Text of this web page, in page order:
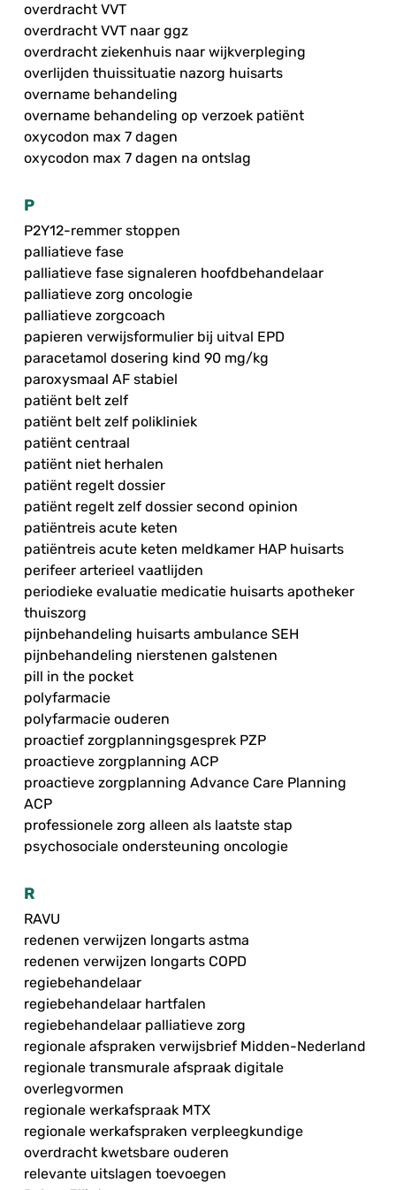
overdracht VVT
overdracht VVT naar ggz
overdracht ziekenhuis naar wijkverpleging
overlijden thuissituatie nazorg huisarts
overname behandeling
overname behandeling op verzoek patiënt
oxycodon max 7 dagen
oxycodon max 7 dagen na ontslag
P
P2Y12-remmer stoppen
palliatieve fase
palliatieve fase signaleren hoofdbehandelaar
palliatieve zorg oncologie
palliatieve zorgcoach
papieren verwijsformulier bij uitval EPD
paracetamol dosering kind 90 mg/kg
paroxysmaal AF stabiel
patiënt belt zelf
patiënt belt zelf polikliniek
patiënt centraal
patiënt niet herhalen
patiënt regelt dossier
patiënt regelt zelf dossier second opinion
patiëntreis acute keten
patiëntreis acute keten meldkamer HAP huisarts
perifeer arterieel vaatlijden
periodieke evaluatie medicatie huisarts apotheker
thuiszorg
pijnbehandeling huisarts ambulance SEH
pijnbehandeling nierstenen galstenen
pill in the pocket
polyfarmacie
polyfarmacie ouderen
proactief zorgplanningsgesprek PZP
proactieve zorgplanning ACP
proactieve zorgplanning Advance Care Planning
ACP
professionele zorg alleen als laatste stap
psychosociale ondersteuning oncologie
R
RAVU
redenen verwijzen longarts astma
redenen verwijzen longarts COPD
regiebehandelaar
regiebehandelaar hartfalen
regiebehandelaar palliatieve zorg
regionale afspraken verwijsbrief Midden-Nederland
regionale transmurale afspraak digitale
overlegvormen
regionale werkafspraak MTX
regionale werkafspraken verpleegkundige
overdracht kwetsbare ouderen
relevante uitslagen toevoegen